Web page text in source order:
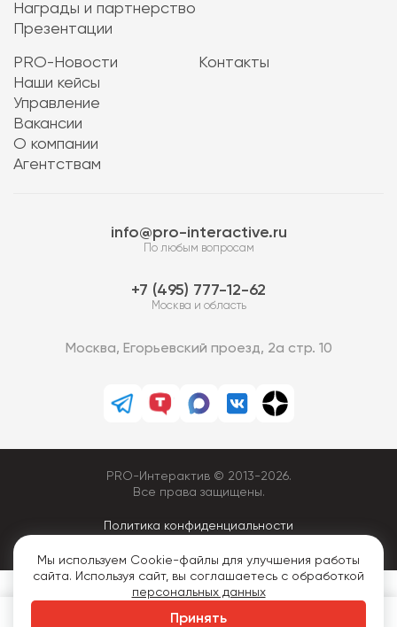
Покупка
Награды и партнерство
Презентации
PRO-Новости
Наши кейсы
Управление
Вакансии
О компании
Агентствам
Контакты
info@pro-interactive.ru
По любым вопросам
7 (495) 777-12-62
Москва и область
Москва, Егорьевский проезд, 2а стр. 10
PRO-Интерактив © 2013-2026.
Все права защищены.
Политика конфиденциальности
Мы используем Cookie-файлы для улучшения работы
сайта. Используя сайт, вы соглашаетесь с обработкой
персональных данных
Принять